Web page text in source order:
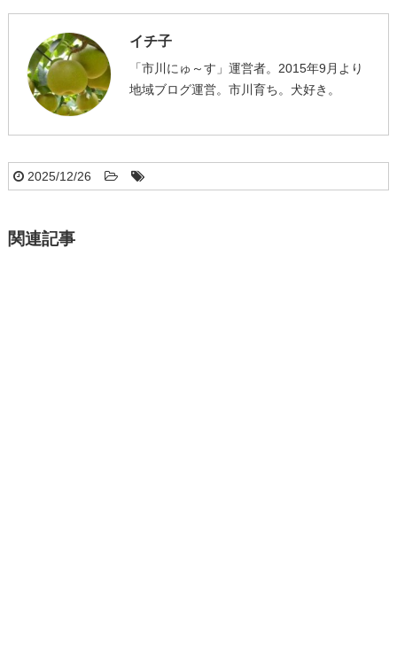
イチ子
「市川にゅ～す」運営者。2015年9月より
地域ブログ運営。市川育ち。犬好き。
2025/12/26
関連記事